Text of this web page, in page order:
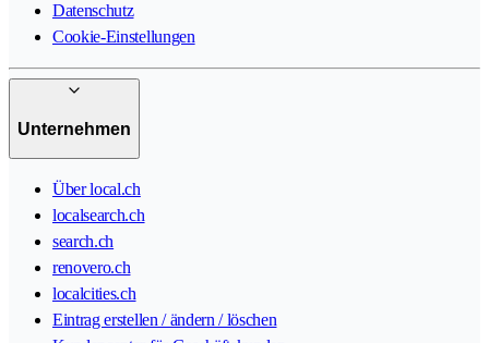
Datenschutz
Cookie-Einstellungen
Unternehmen
Über local.ch
localsearch.ch
search.ch
renovero.ch
localcities.ch
Eintrag erstellen / ändern / löschen